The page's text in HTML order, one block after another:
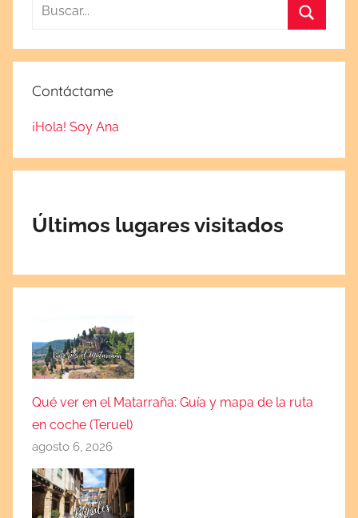
o
,
0
7
Contáctame
¡Hola! Soy Ana
Últimos lugares visitados
Qué ver en el Matarraña: Guía y mapa de la ruta
en coche (Teruel)
agosto 6, 2026